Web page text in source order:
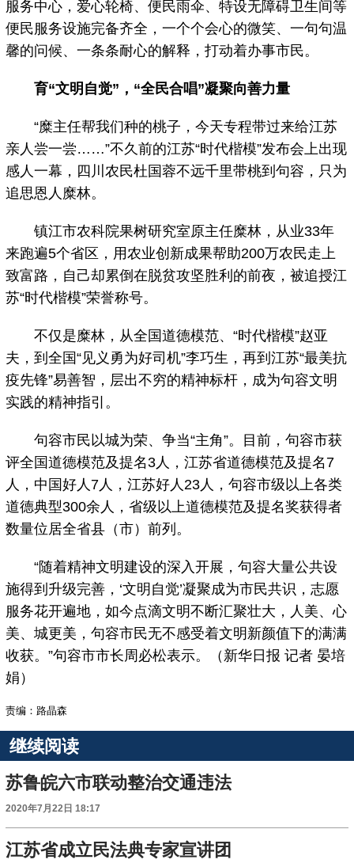
服务中心，爱心轮椅、便民雨伞、特设无障碍卫生间等
便民服务设施完备齐全，一个个会心的微笑、一句句温
馨的问候、一条条耐心的解释，打动着办事市民。
育“文明自觉”，“全民合唱”凝聚向善力量
“糜主任帮我们种的桃子，今天专程带过来给江苏
亲人尝一尝……”不久前的江苏“时代楷模”发布会上出现
感人一幕，四川农民杜国蓉不远千里带桃到句容，只为
追思恩人糜林。
镇江市农科院果树研究室原主任糜林，从业33年
来跑遍5个省区，用农业创新成果帮助200万农民走上
致富路，自己却累倒在脱贫攻坚胜利的前夜，被追授江
苏“时代楷模”荣誉称号。
不仅是糜林，从全国道德模范、“时代楷模”赵亚
夫，到全国“见义勇为好司机”李巧生，再到江苏“最美抗
疫先锋”易善智，层出不穷的精神标杆，成为句容文明
实践的精神指引。
句容市民以城为荣、争当“主角”。目前，句容市获
评全国道德模范及提名3人，江苏省道德模范及提名7
人，中国好人7人，江苏好人23人，句容市级以上各类
道德典型300余人，省级以上道德模范及提名奖获得者
数量位居全省县（市）前列。
“随着精神文明建设的深入开展，句容大量公共设
施得到升级完善，‘文明自觉’凝聚成为市民共识，志愿
服务花开遍地，如今点滴文明不断汇聚壮大，人美、心
美、城更美，句容市民无不感受着文明新颜值下的满满
收获。”句容市市长周必松表示。（新华日报 记者 晏培
娟）
责编：路晶森
继续阅读
苏鲁皖六市联动整治交通违法
2020年7月22日 18:17
江苏省成立民法典专家宣讲团